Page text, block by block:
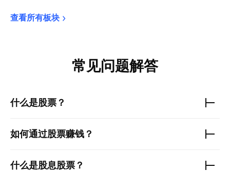
查看所有板块
常见问题解答
什么是股票？
如何通过股票赚钱？
什么是股息股票？